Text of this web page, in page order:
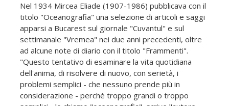
Nel 1934 Mircea Eliade (1907-1986) pubblicava con il
titolo "Oceanografia" una selezione di articoli e saggi
apparsi a Bucarest sul giornale "Cuvantul" e sul
settimanale "Vremea" nei due anni precedenti, oltre
ad alcune note di diario con il titolo "Frammenti".
"Questo tentativo di esaminare la vita quotidiana
dell'anima, di risolvere di nuovo, con serietà, i
problemi semplici - che nessuno prende più in
considerazione - perché troppo grandi o troppo